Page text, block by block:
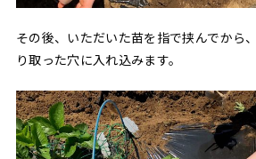
その後、いただいた苗を指で挟んでから
り取った穴に入れ込みます。